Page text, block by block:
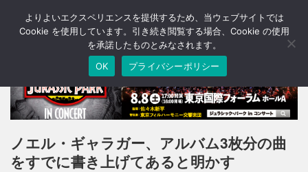
T
o
n
a
v
i
g
ノエル・ギャラガー、アルバム3枚分の曲
をすでに書き上げてあると明かす
よりよいエクスペリエンスを提供するため、当ウェブサイトでは
Cookie を使用しています。引き続き閲覧する場合、Cookie の使用
を承諾したものとみなされます。
OK
プライバシーポリシー